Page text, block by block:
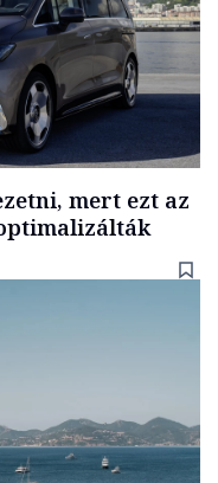
mert ezt az